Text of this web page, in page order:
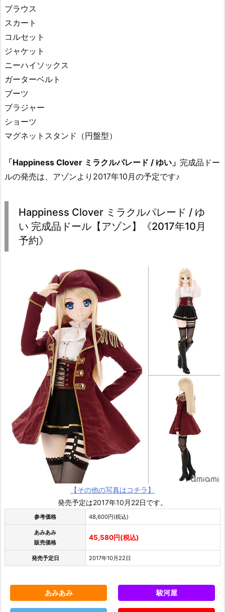
ブラウス
スカート
コルセット
ジャケット
ニーハイソックス
ガーターベルト
ブーツ
ブラジャー
ショーツ
マグネットスタンド（円盤型）
「Happiness Clover ミラクルパレード / ゆい」 完成品ドー
ルの発売は、アゾンより2017年10月の予定です♪
Happiness Clover ミラクルパレード / ゆ
い 完成品ドール【アゾン】《2017年10月
予約》
【その他の写真はコチラ】
発売予定は2017年10月22日です。
参考価格 48,600円(税込)
あみあみ
販売価格
45,580円(税込)
発売予定日 2017年10月22日
あみあみ 駿河屋